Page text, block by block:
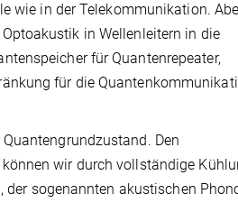
wie in der Telekommunikation.
in Wellenleitern in die
für Quantenrepeater,
für die
Den
wir durch vollständige
der sogenannten akustischen